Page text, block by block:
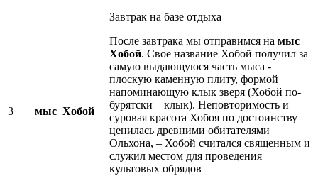
3 мыс Хобой
Завтрак на базе отдыха
После завтрака мы отправимся на мыс
Хобой. Свое название Хобой получил за
самую выдающуюся часть мыса -
плоскую каменную плиту, формой
напоминающую клык зверя (Хобой по-
бурятски – клык). Неповторимость и
суровая красота Хобоя по достоинству
ценилась древними обитателями
Ольхона, – Хобой считался священным и
служил местом для проведения
культовых обрядов